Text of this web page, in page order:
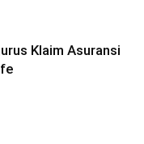
Klaim Asuransi